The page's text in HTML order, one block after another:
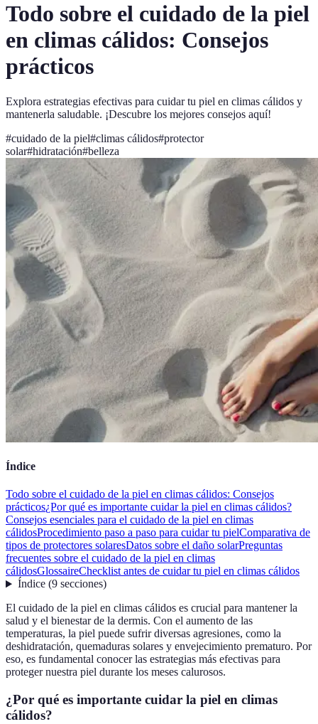
Todo sobre el cuidado de la piel
en climas cálidos: Consejos
prácticos
Explora estrategias efectivas para cuidar tu piel en climas cálidos y
mantenerla saludable. ¡Descubre los mejores consejos aquí!
#cuidado de la piel#climas cálidos#protector
solar#hidratación#belleza
Índice
Todo sobre el cuidado de la piel en climas cálidos: Consejos
prácticos¿Por qué es importante cuidar la piel en climas cálidos?
Consejos esenciales para el cuidado de la piel en climas
cálidosProcedimiento paso a paso para cuidar tu pielComparativa de
tipos de protectores solaresDatos sobre el daño solarPreguntas
frecuentes sobre el cuidado de la piel en climas
cálidosGlossaireChecklist antes de cuidar tu piel en climas cálidos
Índice(9 secciones)
El cuidado de la piel en climas cálidos es crucial para mantener la
salud y el bienestar de la dermis. Con el aumento de las
temperaturas, la piel puede sufrir diversas agresiones, como la
deshidratación, quemaduras solares y envejecimiento prematuro. Por
eso, es fundamental conocer las estrategias más efectivas para
proteger nuestra piel durante los meses calurosos.
¿Por qué es importante cuidar la piel en climas
cálidos?